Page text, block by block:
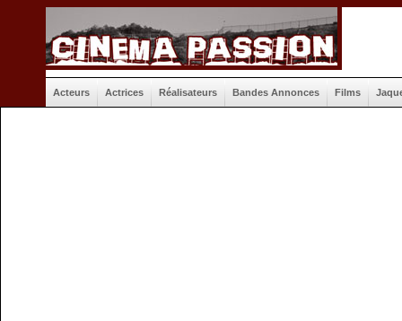
Acteurs Actrices Réalisateurs Bandes Annonces Films